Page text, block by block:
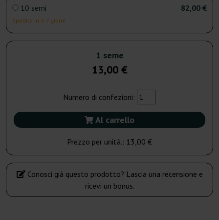
10 semi
Spedito in 3-7 giorni
82,00 €
1 seme
13,00 €
Numero di confezioni:
Al carrello
Prezzo per unità.: 13,00 €
Conosci già questo prodotto? Lascia una recensione e
ricevi un bonus.